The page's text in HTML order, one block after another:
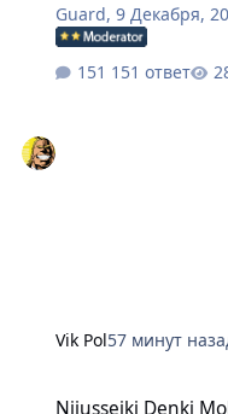
Guard,9 Декабря,
151 ответ
Vik Pol57 минут
Nijusseiki Denki